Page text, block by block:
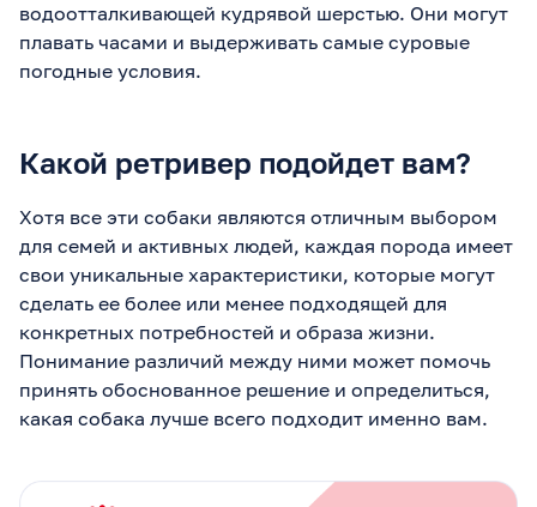
водоотталкивающей кудрявой шерстью. Они могут
плавать часами и выдерживать самые суровые
погодные условия.
Какой ретривер подойдет вам?
Хотя все эти собаки являются отличным выбором
для семей и активных людей, каждая порода имеет
свои уникальные характеристики, которые могут
сделать ее более или менее подходящей для
конкретных потребностей и образа жизни.
Понимание различий между ними может помочь
принять обоснованное решение и определиться,
какая собака лучше всего подходит именно вам.